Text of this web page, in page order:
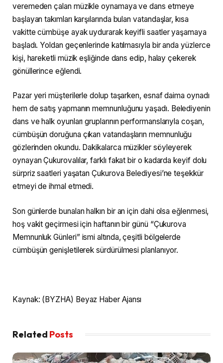
veremeden çalan müzikle oynamaya ve dans etmeye
başlayan takımları karşılarında bulan vatandaşlar, kısa
vakitte cümbüşe ayak uydurarak keyifli saatler yaşamaya
başladı. Yoldan geçenlerinde katılmasıyla bir anda yüzlerce
kişi, hareketli müzik eşliğinde dans edip, halay çekerek
gönüllerince eğlendi.
Pazar yeri müşterilerle dolup taşarken, esnaf daima oynadı
hem de satış yapmanın memnunluğunu yaşadı. Belediyenin
dans ve halk oyunları gruplarının performanslarıyla coşan,
cümbüşün doruğuna çıkan vatandaşların memnunluğu
gözlerinden okundu. Dakikalarca müzikler söyleyerek
oynayan Çukurovalılar, farklı fakat bir o kadarda keyif dolu
sürpriz saatleri yaşatan Çukurova Belediyesi’ne teşekkür
etmeyi de ihmal etmedi.
Son günlerde bunalan halkın bir an için dahi olsa eğlenmesi,
hoş vakit geçirmesi için haftanın bir günü “Çukurova
Memnunluk Günleri” ismi altında, çeşitli bölgelerde
cümbüşün genişletilerek sürdürülmesi planlanıyor.
Kaynak: (BYZHA) Beyaz Haber Ajansı
Related Posts